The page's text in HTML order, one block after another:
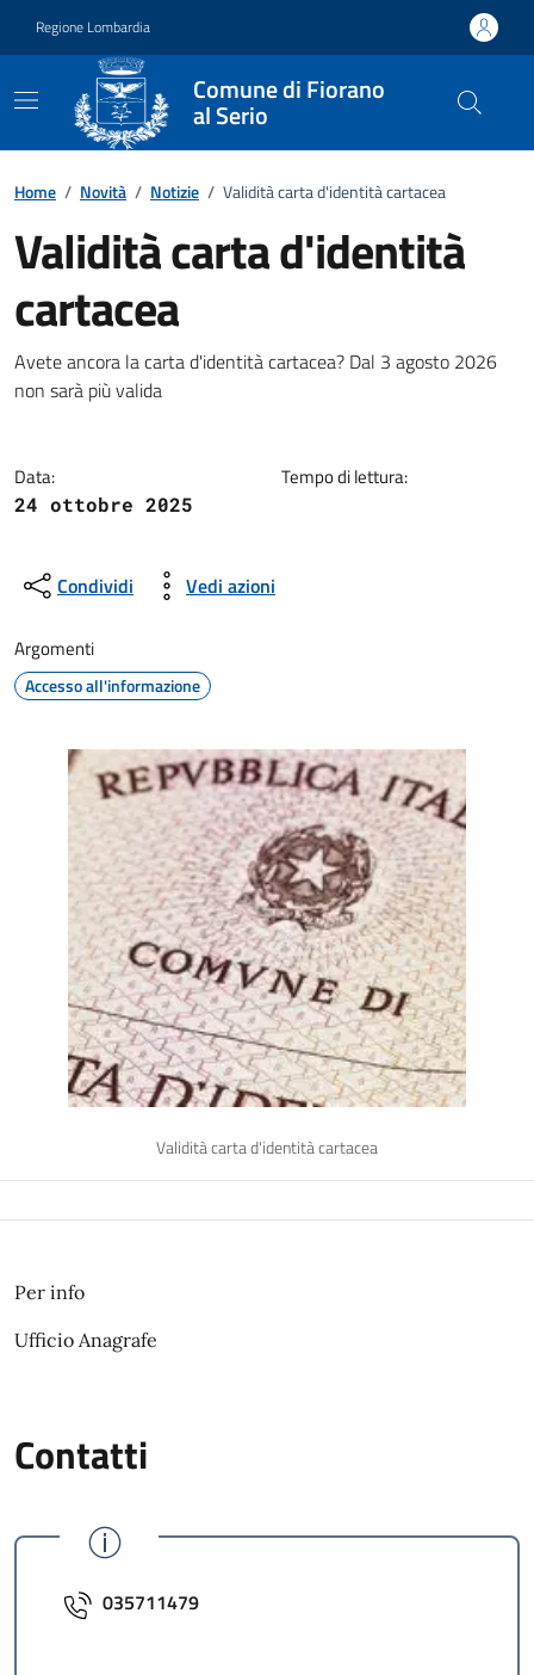
Regione Lombardia
Comune di Fiorano
al Serio
Home / Novità / Notizie / Validità carta d'identità cartacea
Validità carta d'identità
cartacea
Dettagli della notizia
Avete ancora la carta d'identità cartacea? Dal 3 agosto 2026
non sarà più valida
Data:
24 ottobre 2025
Tempo di lettura:
Condividi Vedi azioni
Argomenti
Accesso all'informazione
Validità carta d'identità cartacea
Per info
Ufficio Anagrafe
Contatti
035711479